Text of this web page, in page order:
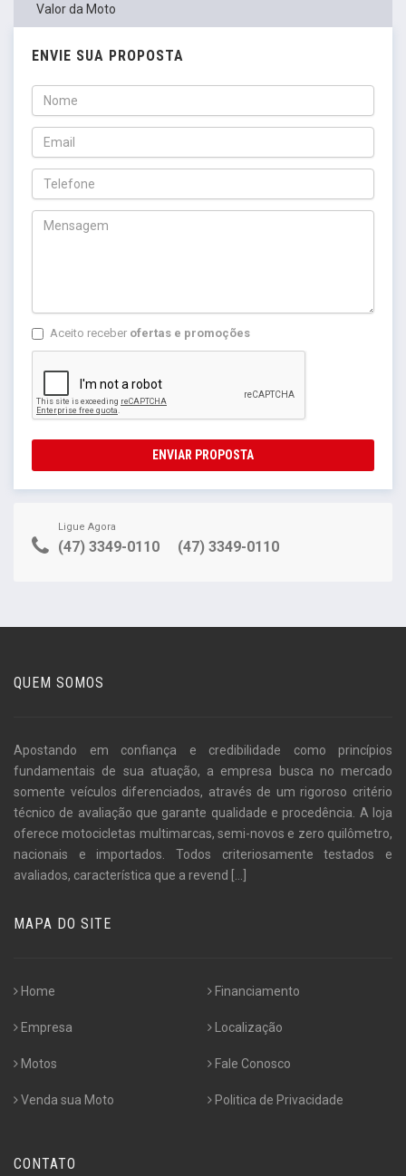
Valor da Moto
ENVIE SUA PROPOSTA
Aceito receber ofertas e promoções
ENVIAR PROPOSTA
Ligue Agora
(47) 3349-0110 (47) 3349-0110
QUEM SOMOS
Apostando em confiança e credibilidade como princípios
fundamentais de sua atuação, a empresa busca no mercado
somente veículos diferenciados, através de um rigoroso critério
técnico de avaliação que garante qualidade e procedência. A loja
oferece motocicletas multimarcas, semi-novos e zero quilômetro,
nacionais e importados. Todos criteriosamente testados e
avaliados, característica que a revend [...]
MAPA DO SITE
Home
Empresa
Motos
Venda sua Moto
Financiamento
Localização
Fale Conosco
Politica de Privacidade
CONTATO